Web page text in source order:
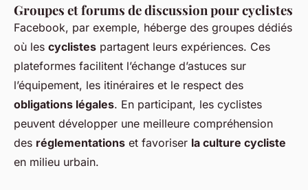
Groupes et forums de discussion pour cyclistes
Facebook, par exemple, héberge des groupes dédiés
où les cyclistes partagent leurs expériences. Ces
plateformes facilitent l’échange d’astuces sur
l’équipement, les itinéraires et le respect des
obligations légales. En participant, les cyclistes
peuvent développer une meilleure compréhension
des réglementations et favoriser la culture cycliste
en milieu urbain.